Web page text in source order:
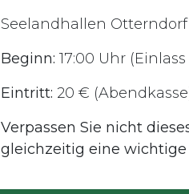
Seelandhallen Otterndorf
Beginn: 17:00 Uhr (Einlass
Eintritt: 20 €
Verpassen Sie nicht
gleichzeitig eine